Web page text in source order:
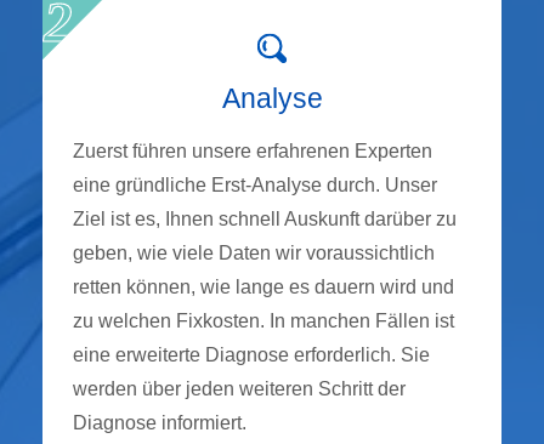
Analyse
Zuerst führen unsere erfahrenen Experten
eine gründliche Erst-Analyse durch. Unser
Ziel ist es, Ihnen schnell Auskunft darüber zu
geben, wie viele Daten wir voraussichtlich
retten können, wie lange es dauern wird und
zu welchen Fixkosten. In manchen Fällen ist
eine erweiterte Diagnose erforderlich. Sie
werden über jeden weiteren Schritt der
Diagnose informiert.